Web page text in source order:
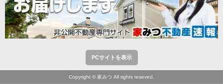
PCサイトを表示
Copyright © 家みつ All rights reseved.